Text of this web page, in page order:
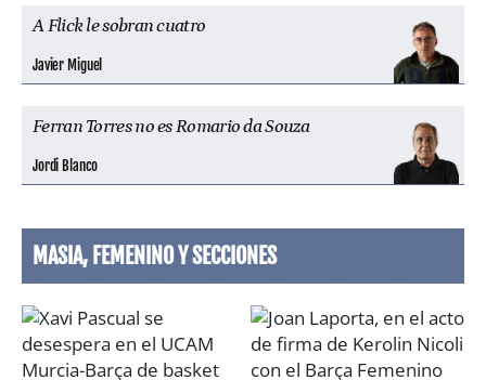
A Flick le sobran cuatro
Javier Miguel
Ferran Torres no es Romario da Souza
Jordi Blanco
MASIA, FEMENINO Y SECCIONES